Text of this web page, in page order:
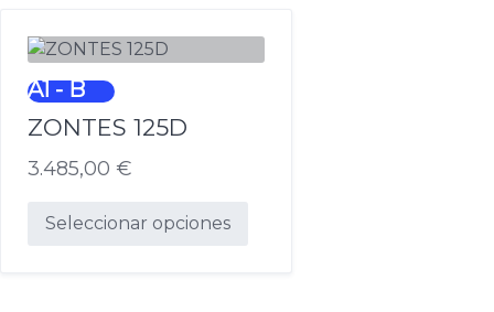
se
pueden
elegir
en
página
producto
A1 - B
ZONTES 125D
3.485,00 €
Seleccionar opciones